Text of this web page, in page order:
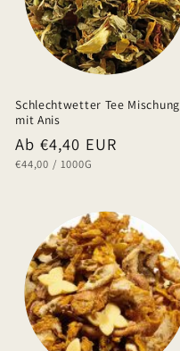
Schlechtwetter Tee Mischung
mit Anis
Normaler
Preis
Ab €4,40 EUR
GRUNDPREIS
€44,00 / PRO
1000G